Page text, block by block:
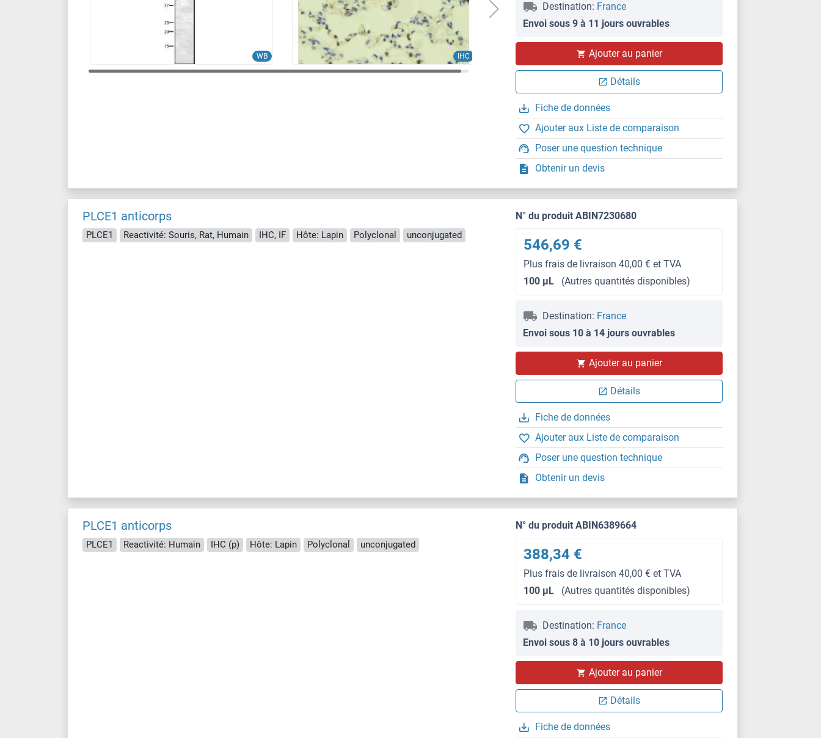
WB IHC
Destination: France
Envoi sous 9 à 11 jours ouvrables
Ajouter au panier
Détails
Fiche de données
Ajouter aux Liste de comparaison
Poser une question technique
Obtenir un devis
PLCE1 anticorps
PLCE1 Reactivité: Souris, Rat, Humain IHC, IF Hôte: Lapin Polyclonal unconjugated
N° du produit ABIN7230680
546,69 €
Plus frais de livraison 40,00 € et TVA
100 μL
(Autres quantités disponibles)
Destination: France
Envoi sous 10 à 14 jours ouvrables
Ajouter au panier
Détails
Fiche de données
Ajouter aux Liste de comparaison
Poser une question technique
Obtenir un devis
PLCE1 anticorps
PLCE1 Reactivité: Humain IHC (p) Hôte: Lapin Polyclonal unconjugated
N° du produit ABIN6389664
388,34 €
Plus frais de livraison 40,00 € et TVA
100 μL
(Autres quantités disponibles)
Destination: France
Envoi sous 8 à 10 jours ouvrables
Ajouter au panier
Détails
Fiche de données